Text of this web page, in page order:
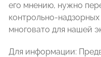
его мнению, нужно
контрольно-
многовато для нашей
Для информации: